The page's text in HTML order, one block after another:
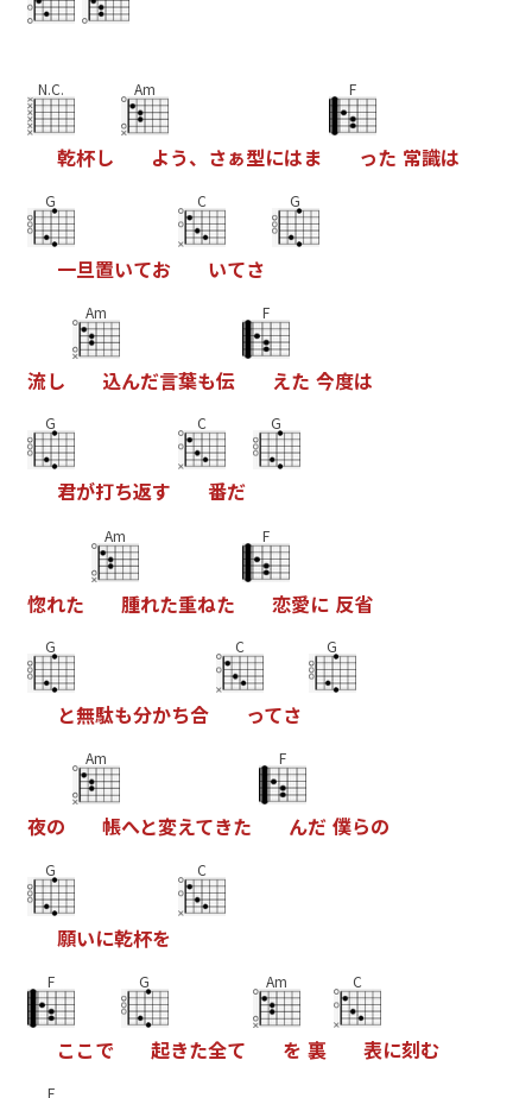
N.C.
乾杯し
Am
よう、 さぁ型にはま
F
った 常識は
G
一旦置いてお
C
いてさ
G
流し
Am
込んだ言葉も伝
F
えた 今度は
G
君が打ち返す
C
番だ
G
惚れた
Am
腫れた重ねた
F
恋愛に 反省
G
と無駄も分かち合
C
ってさ
G
夜の
Am
帳へと変えてきた
F
んだ 僕らの
G
願いに乾杯を
C
F
こ こで
G
起きた全て
Am
を 裏
C
表に刻む
F